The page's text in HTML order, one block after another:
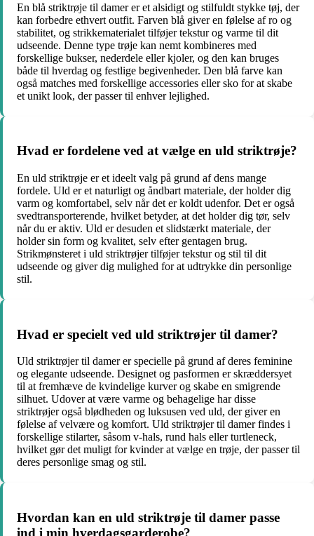
En blå striktrøje til damer er et alsidigt og stilfuldt stykke tøj, der
kan forbedre ethvert outfit. Farven blå giver en følelse af ro og
stabilitet, og strikkematerialet tilføjer tekstur og varme til dit
udseende. Denne type trøje kan nemt kombineres med
forskellige bukser, nederdele eller kjoler, og den kan bruges
både til hverdag og festlige begivenheder. Den blå farve kan
også matches med forskellige accessories eller sko for at skabe
et unikt look, der passer til enhver lejlighed.
Hvad er fordelene ved at vælge en uld striktrøje?
En uld striktrøje er et ideelt valg på grund af dens mange
fordele. Uld er et naturligt og åndbart materiale, der holder dig
varm og komfortabel, selv når det er koldt udenfor. Det er også
svedtransporterende, hvilket betyder, at det holder dig tør, selv
når du er aktiv. Uld er desuden et slidstærkt materiale, der
holder sin form og kvalitet, selv efter gentagen brug.
Strikmønsteret i uld striktrøjer tilføjer tekstur og stil til dit
udseende og giver dig mulighed for at udtrykke din personlige
stil.
Hvad er specielt ved uld striktrøjer til damer?
Uld striktrøjer til damer er specielle på grund af deres feminine
og elegante udseende. Designet og pasformen er skræddersyet
til at fremhæve de kvindelige kurver og skabe en smigrende
silhuet. Udover at være varme og behagelige har disse
striktrøjer også blødheden og luksusen ved uld, der giver en
følelse af velvære og komfort. Uld striktrøjer til damer findes i
forskellige stilarter, såsom v-hals, rund hals eller turtleneck,
hvilket gør det muligt for kvinder at vælge en trøje, der passer til
deres personlige smag og stil.
Hvordan kan en uld striktrøje til damer passe
ind i min hverdagsgarderobe?